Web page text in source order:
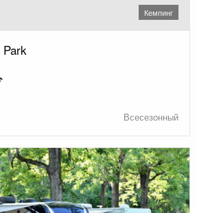
Кемпинг
Всесезонный